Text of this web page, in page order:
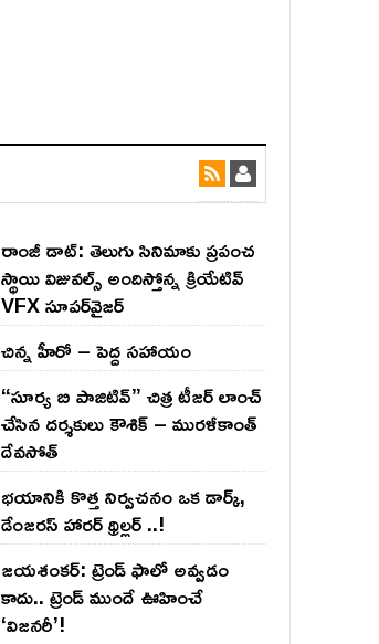
రాంజీ డాట్: తెలుగు సినిమాకు ప్రపంచ
స్థాయి విజువల్స్ అందిస్తోన్న క్రియేటివ్
VFX సూపర్‌వైజర్
చిన్న హీరో – పెద్ద సహాయం
“సూర్య బి పాజిటివ్” చిత్ర టీజర్ లాంచ్
చేసిన‌ దర్శకులు కౌశిక్ – మురళీకాంత్
దేవసోత్
భయానికి కొత్త నిర్వచనం ఒక డార్క్,
డేంజరస్ హారర్ థ్రిల్లర్ ..!
జయశంకర్: ట్రెండ్‌ ఫాలో అవ్వడం
కాదు.. ట్రెండ్‌ ముందే ఊహించే
‘విజనరీ’!